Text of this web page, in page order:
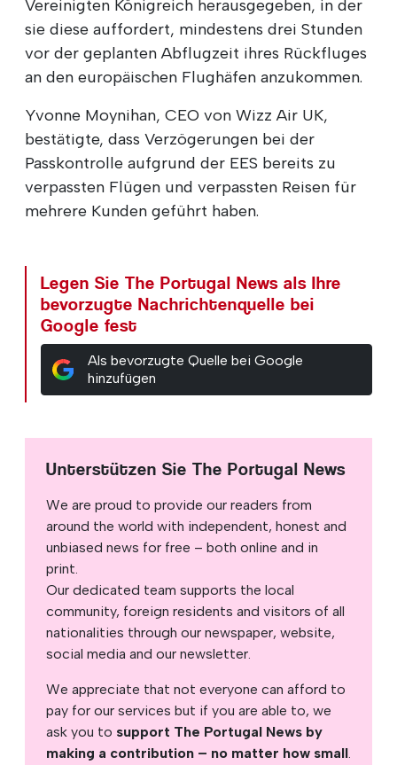
Vereinigten Königreich herausgegeben, in der
sie diese auffordert, mindestens drei Stunden
vor der geplanten Abflugzeit ihres Rückfluges
an den europäischen Flughäfen anzukommen.
Yvonne Moynihan, CEO von Wizz Air UK,
bestätigte, dass Verzögerungen bei der
Passkontrolle aufgrund der EES bereits zu
verpassten Flügen und verpassten Reisen für
mehrere Kunden geführt haben.
Legen Sie The Portugal News als Ihre
bevorzugte Nachrichtenquelle bei
Google fest
Als bevorzugte Quelle bei Google
hinzufügen
Unterstützen Sie The Portugal News
We are proud to provide our readers from
around the world with independent, honest and
unbiased news for free – both online and in
print.
Our dedicated team supports the local
community, foreign residents and visitors of all
nationalities through our newspaper, website,
social media and our newsletter.
We appreciate that not everyone can afford to
pay for our services but if you are able to, we
ask you to support The Portugal News by
making a contribution – no matter how small.